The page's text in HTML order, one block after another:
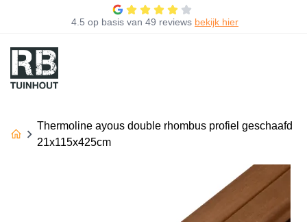
4.5 op basis van 49 reviews bekijk hier
Thermoline ayous double rhombus profiel geschaafd
21x115x425cm